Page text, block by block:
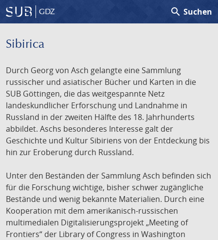
GDZ search Suchen
Sibirica
Durch Georg von Asch gelangte eine Sammlung
russischer und asiatischer Bücher und Karten in die
SUB Göttingen, die das weitgespannte Netz
landeskundlicher Erforschung und Landnahme in
Russland in der zweiten Hälfte des 18. Jahrhunderts
abbildet. Aschs besonderes Interesse galt der
Geschichte und Kultur Sibiriens von der Entdeckung bis
hin zur Eroberung durch Russland.
Unter den Beständen der Sammlung Asch befinden sich
für die Forschung wichtige, bisher schwer zugängliche
Bestände und wenig bekannte Materialien. Durch eine
Kooperation mit dem amerikanisch-russischen
multimedialen Digitalisierungsprojekt „Meeting of
Frontiers“ der Library of Congress in Washington